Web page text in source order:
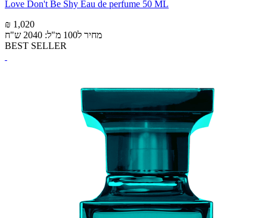
Love Don't Be Shy Eau de perfume 50 ML
₪ 1,020
מחיר ל100 מ"ל: 2040 ש"ח
BEST SELLER